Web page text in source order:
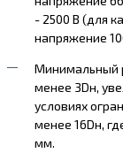
- 2500 В (для
напряжение
Минимальный
менее 3Dн,
условиях
менее 16Dн,
мм.